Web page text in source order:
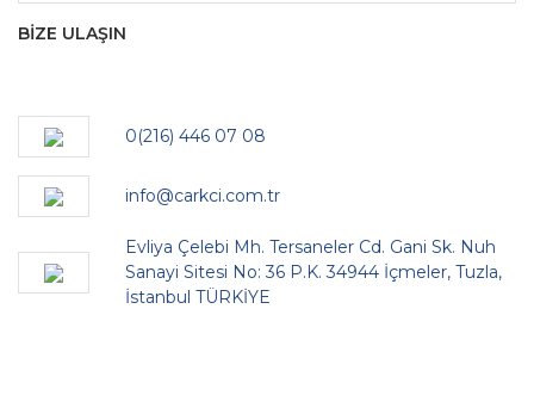
BİZE ULAŞIN
0(216) 446 07 08
info@carkci.com.tr
Evliya Çelebi Mh. Tersaneler Cd. Gani Sk. Nuh
Sanayi Sitesi No: 36 P.K. 34944 İçmeler, Tuzla,
İstanbul TÜRKİYE